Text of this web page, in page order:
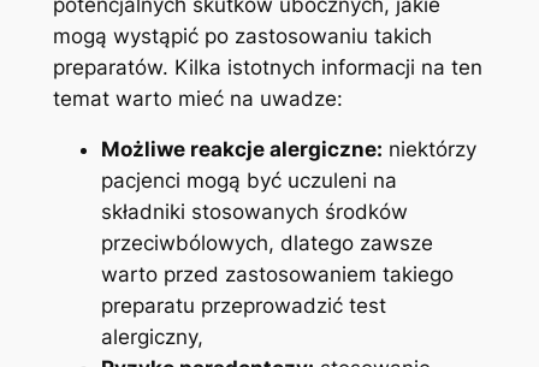
⁢mogą wystąpić po zastosowaniu takich
preparatów. Kilka ⁢istotnych informacji ⁤na ten
temat warto mieć na uwadze:
Możliwe ‌reakcje​ alergiczne: niektórzy
‍pacjenci⁤ mogą⁢ być ​uczuleni ⁢na
składniki‌ stosowanych środków
przeciwbólowych,‌ dlatego ‌zawsze
warto przed zastosowaniem takiego
preparatu przeprowadzić test
alergiczny,